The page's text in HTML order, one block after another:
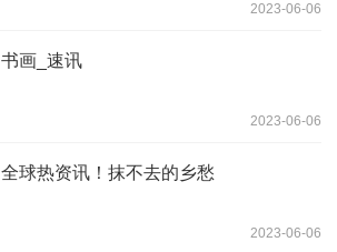
2023-06-06
书画_速讯
2023-06-06
全球热资讯！抹不去的乡愁
2023-06-06